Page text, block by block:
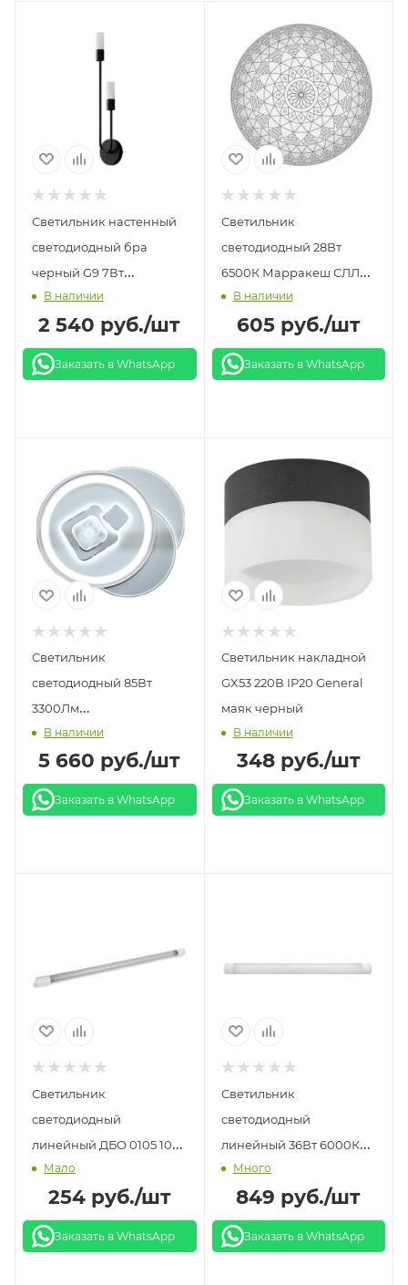
Светильник настенный
светодиодный бра
черный G9 7Вт
PKBFLOW
В наличии
2 540 руб./шт
Заказать в WhatsApp
Светильник
светодиодный 28Вт
6500К Марракеш СЛЛ
LEEK
В наличии
605руб./шт
Заказать в WhatsApp
Светильник
светодиодный 85Вт
3300Лм
3000/4000/6500K LE LED
CLL LORA LEEK
В наличии
5 660 руб./шт
Заказать в WhatsApp
Светильник накладной
GX53 220В IP20 General
маяк черный
В наличии
348руб./шт
Заказать в WhatsApp
Светильник
светодиодный
линейный ДБО 0105 10Вт
4000K 540мм 550мм
Generika IEK
Мало
254руб./шт
Заказать в WhatsApp
Светильник
светодиодный
линейный 36Вт 6000К
1200мм iSvet
Много
849 руб./шт
Заказать в WhatsApp